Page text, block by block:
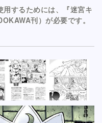
するためには、『迷宮キ
刊）が必要です。